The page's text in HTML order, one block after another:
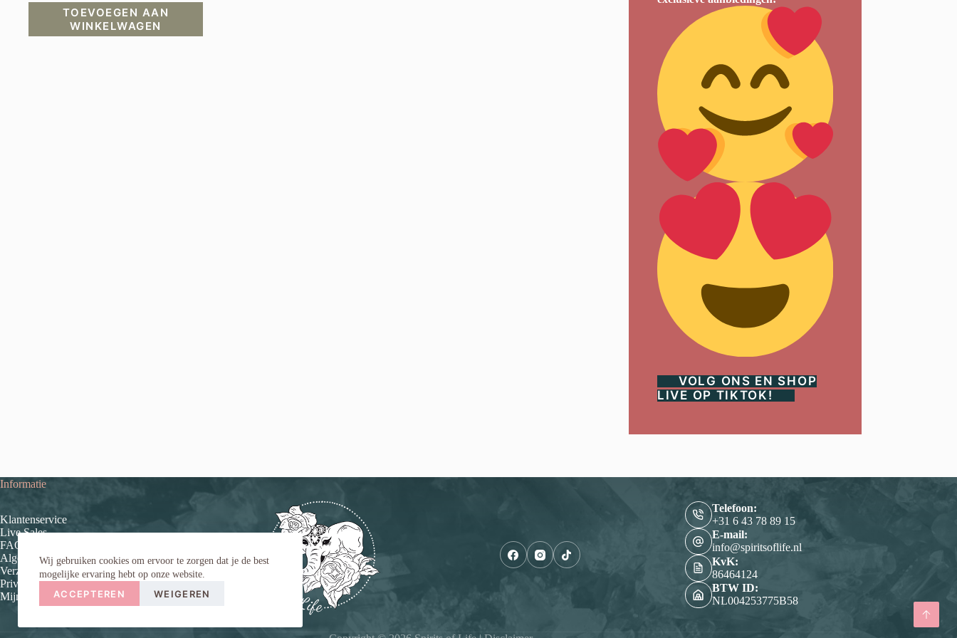
Wij gebruiken cookies om ervoor te zorgen dat je de best
mogelijke ervaring hebt op onze website.
ACCEPTEREN WEIGEREN
TOEVOEGEN AAN
WINKELWAGEN
VOLG ONS EN SHOP
LIVE OP TIKTOK!
Informatie
Klantenservice
Live Sales
FAQ (veelgestelde vragen)
Algemene voorwaarden
Verzend- en retourinformatie
Privacybeleid
Mijn account
Telefoon:
‭+31 6 43 78 89 15‬
E-mail:
info@spiritsoflife.nl
KvK:
86464124
BTW ID:
NL004253775B58